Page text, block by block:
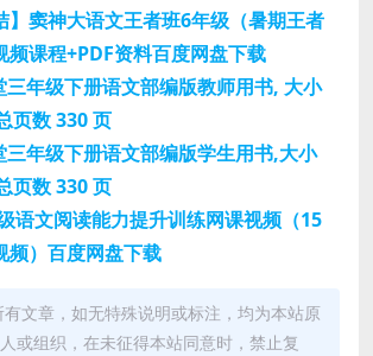
】窦神大语文王者班6年级（暑期王者
频课程+PDF资料百度网盘下载
三年级下册语文部编版教师用书, 大小
页数 330 页
三年级下册语文部编版学生用书,大小
页数 330 页
语文阅读能力提升训练网课视频（15
频）百度网盘下载
文章，如无特殊说明或标注，均为本站原
或组织，在未征得本站同意时，禁止复